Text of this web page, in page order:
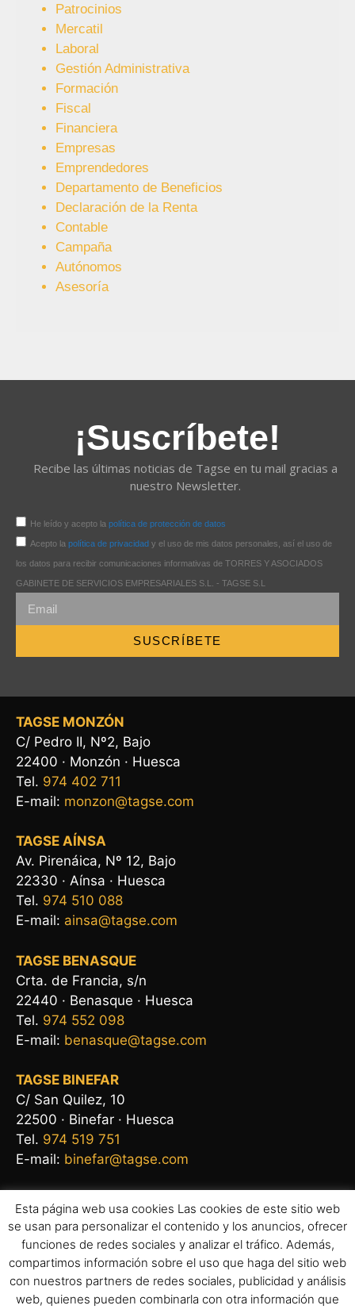
Patrocinios
Mercatil
Laboral
Gestión Administrativa
Formación
Fiscal
Financiera
Empresas
Emprendedores
Departamento de Beneficios
Declaración de la Renta
Contable
Campaña
Autónomos
Asesoría
¡Suscríbete!
Recibe las últimas noticias de Tagse en tu mail gracias a
nuestro Newsletter.
He leído y acepto la política de protección de datos
Acepto la política de privacidad y el uso de mis datos personales, así el uso de
los datos para recibir comunicaciones informativas de TORRES Y ASOCIADOS
GABINETE DE SERVICIOS EMPRESARIALES S.L. - TAGSE S.L
SUSCRÍBETE
TAGSE MONZÓN
C/ Pedro II, Nº2, Bajo
22400 · Monzón · Huesca
Tel. 974 402 711
E-mail: monzon@tagse.com
TAGSE AÍNSA
Av. Pirenáica, Nº 12, Bajo
22330 · Aínsa · Huesca
Tel. 974 510 088
E-mail: ainsa@tagse.com
TAGSE BENASQUE
Crta. de Francia, s/n
22440 · Benasque · Huesca
Tel. 974 552 098
E-mail: benasque@tagse.com
TAGSE BINEFAR
C/ San Quilez, 10
22500 · Binefar · Huesca
Tel. 974 519 751
E-mail: binefar@tagse.com
Esta página web usa cookies Las cookies de este sitio web
se usan para personalizar el contenido y los anuncios, ofrecer
funciones de redes sociales y analizar el tráfico. Además,
compartimos información sobre el uso que haga del sitio web
con nuestros partners de redes sociales, publicidad y análisis
web, quienes pueden combinarla con otra información que